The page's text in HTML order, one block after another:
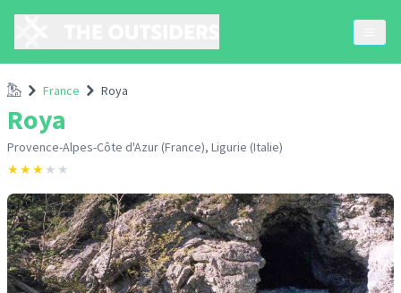
Accueil
France Roya
Roya
Provence-Alpes-Côte d'Azur (France), Ligurie (Italie)
★★★ ★ ★